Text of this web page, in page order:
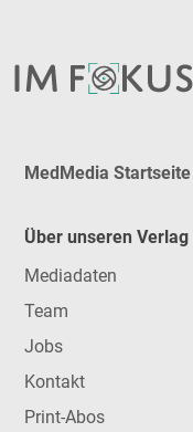
MedMedia Startseite
Über unseren Verlag
Mediadaten
Team
Jobs
Kontakt
Print-Abos